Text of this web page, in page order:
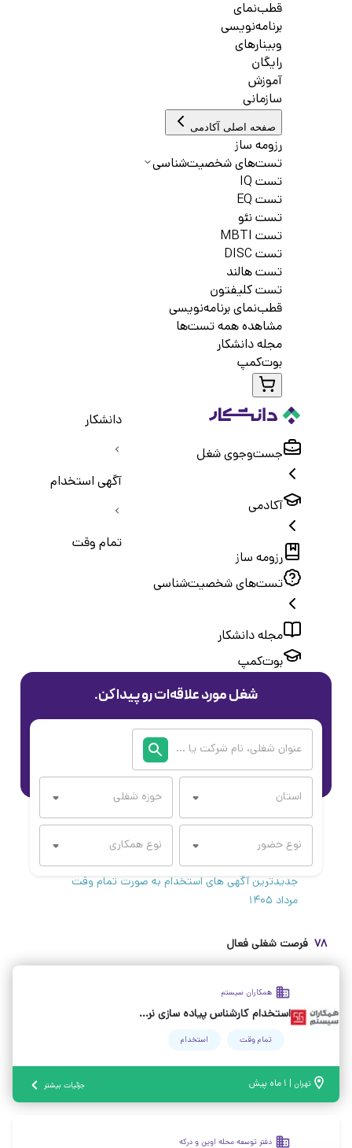
قطب‌نمای
برنامه‌نویسی
وبینارهای
رایگان
آموزش
سازمانی
صفحه اصلی آکادمی
رزومه ساز
تست‌های شخصیت‌شناسی
تست IQ
تست EQ
تست نئو
تست MBTI
تست DISC
تست هالند
تست کلیفتون
قطب‌نمای برنامه‌نویسی
مشاهده همه تست‌ها
مجله دانشکار
بوت‌کمپ
جست‌و‌جوی شغل
آکادمی
رزومه ساز
تست‌های شخصیت‌شناسی
مجله دانشکار
بوت‌کمپ
دانشکار
آگهی استخدام
تمام وقت
شغل مورد علاقه‌ات رو پیدا کن.
جدیدترین آگهی های استخدام به صورت تمام وقت
مرداد ۱۴۰۵
۷۸ فرصت شغلی فعال
همکاران سیستم
استخدام کارشناس پیاده سازی نرم افزار ( از رشته‌های متنوع)
تمام وقت استخدام
تهران | ۱ ماه پیش جزئیات بیشتر
دفتر توسعه محله اوین و درکه